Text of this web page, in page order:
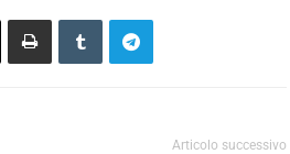
Articolo successivo